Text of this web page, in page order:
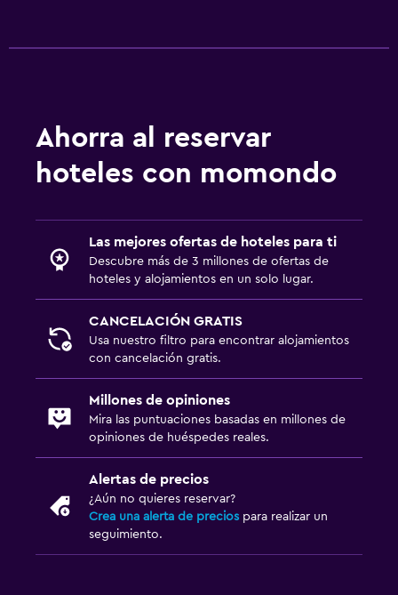
Ahorra al reservar
hoteles con momondo
Las mejores ofertas de hoteles para ti
Descubre más de 3 millones de ofertas de
hoteles y alojamientos en un solo lugar.
CANCELACIÓN GRATIS
Usa nuestro filtro para encontrar alojamientos
con cancelación gratis.
Millones de opiniones
Mira las puntuaciones basadas en millones de
opiniones de huéspedes reales.
Alertas de precios
¿Aún no quieres reservar?
Crea una alerta de precios para realizar un
seguimiento.